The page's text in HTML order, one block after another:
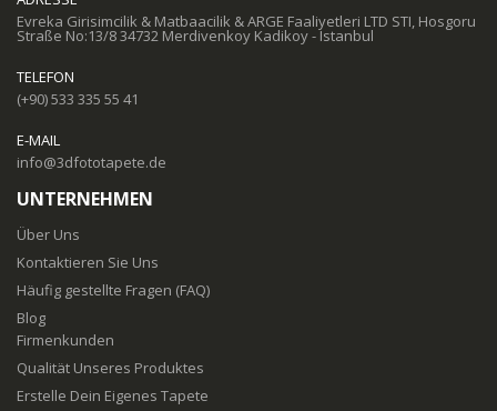
Evreka Girisimcilik & Matbaacilik & ARGE Faaliyetleri LTD STI, Hosgoru
Straße No:13/8 34732 Merdivenkoy Kadikoy - Istanbul
TELEFON
(+90) 533 335 55 41
E-MAIL
info@3dfototapete.de
UNTERNEHMEN
Über Uns
Kontaktieren Sie Uns
Häufig gestellte Fragen (FAQ)
Blog
Firmenkunden
Qualität Unseres Produktes
Erstelle Dein Eigenes Tapete